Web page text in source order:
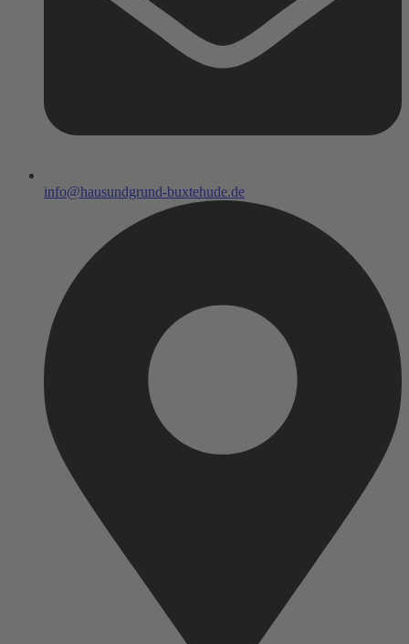
info@hausundgrund-buxtehude.de